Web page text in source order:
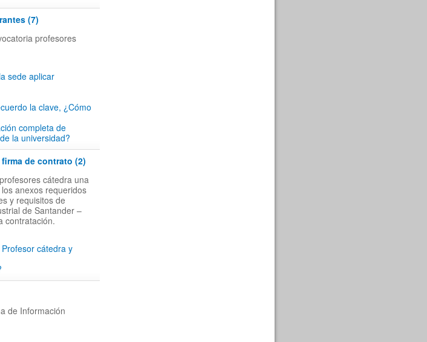
(7)
profesores
sede aplicar
la clave, ¿Cómo
completa de
la universidad?
de contrato (2)
cátedra una
anexos requeridos
y requisitos de
de Santander –
contratación.
cátedra y
de Información